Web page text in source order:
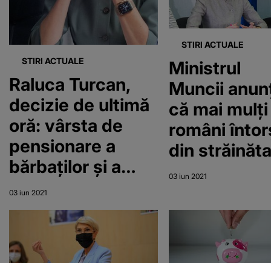
STIRI ACTUALE
Raluca Turcan,
decizie de ultimă
oră: vârsta de
pensionare a
bărbaților și a
femeilor va fi
aceeași
03 iun 2021
STIRI ACTUALE
Ministrul
Muncii
că mai mulți
români
din
s-au înscris
şomaj
03 iun 2021